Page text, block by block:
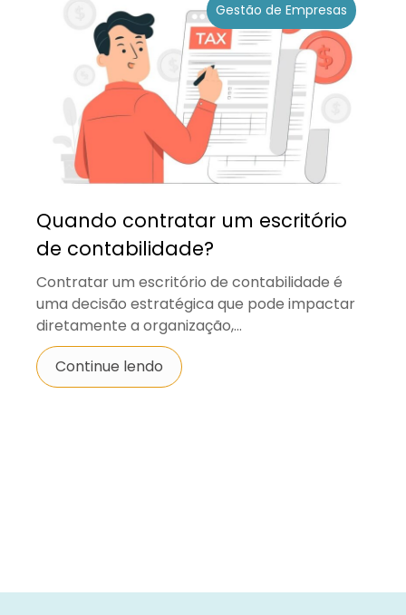
Gestão de Empresas
Quando contratar um escritório
de contabilidade?
Contratar um escritório de contabilidade é
uma decisão estratégica que pode impactar
diretamente a organização,...
Continue lendo